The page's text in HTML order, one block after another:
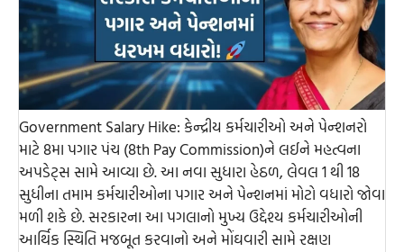
Government Salary Hike: કેન્દ્રીય કર્મચારીઓ અને પેન્શનરો
માટે 8મા પગાર પંચ (8th Pay Commission)ને લઈને મહત્વના
અપડેટ્સ સામે આવ્યા છે. આ નવા સુધારા હેઠળ, લેવલ 1 થી 18
સુધીના તમામ કર્મચારીઓના પગાર અને પેન્શનમાં મોટો વધારો જોવા
મળી શકે છે. સરકારના આ પગલાનો મુખ્ય ઉદ્દેશ્ય કર્મચારીઓની
આર્થિક સ્થિતિ મજબૂત કરવાનો અને મોંઘવારી સામે રક્ષણ